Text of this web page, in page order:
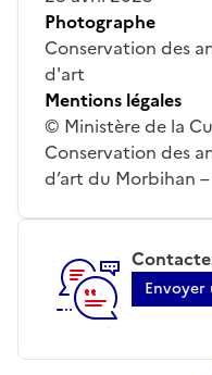
Photographe
Conservation des
d'art
Mentions légales
© Ministère de la
Conservation des
d’art du Morbihan
Envoyer